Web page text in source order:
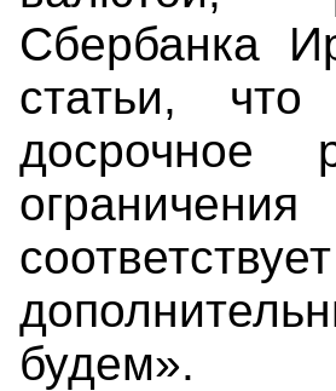
Сбербанка
статьи,
будем».